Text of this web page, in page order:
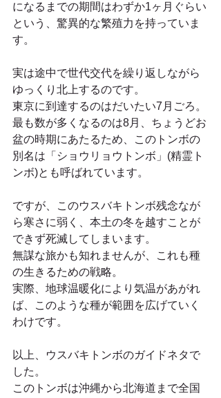
になるまでの期間はわずか1ヶ月ぐらい
という、驚異的な繁殖力を持っていま
す。
実は途中で世代交代を繰り返しながら
ゆっくり北上するのです。
東京に到達するのはだいたい7月ごろ。
最も数が多くなるのは8月、ちょうどお
盆の時期にあたるため、このトンボの
別名は「ショウリョウトンボ」(精霊ト
ンボ)とも呼ばれています。
ですが、このウスバキトンボ残念なが
ら寒さに弱く、本土の冬を越すことが
できず死滅してしまいます。
無謀な旅かも知れませんが、これも種
の生きるための戦略。
実際、地球温暖化により気温があがれ
ば、このような種が範囲を広げていく
わけです。
以上、ウスバキトンボのガイドネタで
した。
このトンボは沖縄から北海道まで全国